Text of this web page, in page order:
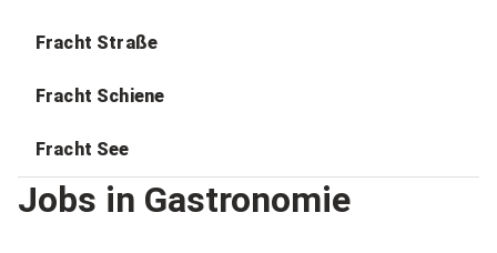
Fracht Straße
Fracht Schiene
Fracht See
Jobs in Gastronomie